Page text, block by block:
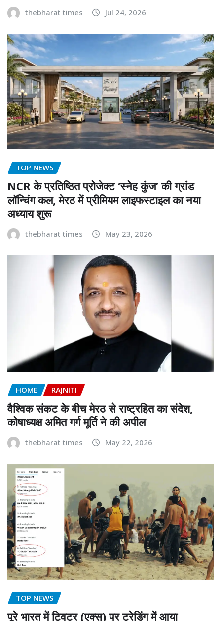
thebharat times Jul 24, 2026
TOP NEWS
NCR के प्रतिष्ठित प्रोजेक्ट ‘स्नेह कुंज’ की ग्रांड
लॉन्चिंग कल, मेरठ में प्रीमियम लाइफस्टाइल का नया
अध्याय शुरू
thebharat times May 23, 2026
HOME RAJNITI
वैश्विक संकट के बीच मेरठ से राष्ट्रहित का संदेश,
कोषाध्यक्ष अमित गर्ग मूर्ति ने की अपील
thebharat times May 22, 2026
TOP NEWS
पूरे भारत में ट्विटर (एक्स) पर ट्रेडिंग में आया